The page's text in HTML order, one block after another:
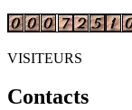
VISITEURS
Contacts